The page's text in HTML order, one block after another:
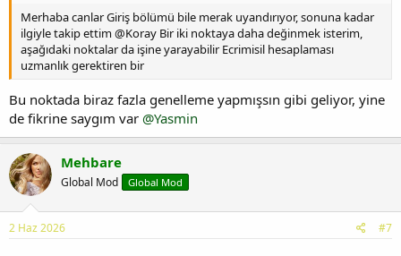
Merhaba canlar Giriş bölümü bile merak uyandırıyor, sonuna kadar
ilgiyle takip ettim @Koray Bir iki noktaya daha değinmek isterim,
aşağıdaki noktalar da işine yarayabilir Ecrimisil hesaplaması
uzmanlık gerektiren bir
Bu noktada biraz fazla genelleme yapmışsın gibi geliyor, yine
de fikrine saygım var @Yasmin
Mehbare
Global Mod Global Mod
2 Haz 2026 #7